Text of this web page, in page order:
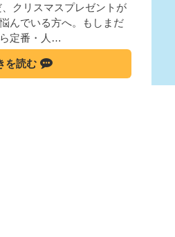
クリスマスプレゼントが
んでいる方へ。もしまだ
定番・人…
を読む